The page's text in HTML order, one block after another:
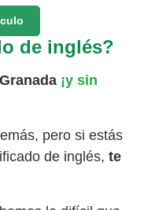
de inglés?
¡y sin
pero si estás
de inglés, te